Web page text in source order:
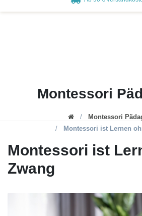
Montessori
Montessori
Montessori ist Lernen
Montessori ist
Zwang